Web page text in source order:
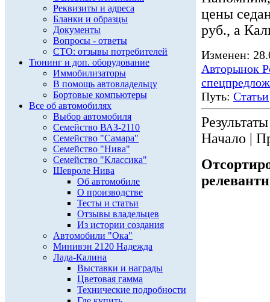
Реквизиты и адреса
Бланки и образцы
Документы
Вопросы - ответы
СТО: отзывы потребителей
Тюнинг и доп. оборудование
Иммобилизаторы
В помощь автовладельцу
Бортовые компьютеры
Все об автомобилях
Выбор автомобиля
Семейство ВАЗ-2110
Семейство "Самара"
Семейство "Нива"
Семейство "Классика"
Шевроле Нива
Об автомобиле
О производстве
Тесты и статьи
Отзывы владельцев
Из истории создания
Автомобили "Ока"
Минивэн 2120 Надежда
Лада-Калина
Выставки и награды
Цветовая гамма
Технические подробности
цены
руб., а
Изменен:
Авторынок
Путь: Статьи
Начало |